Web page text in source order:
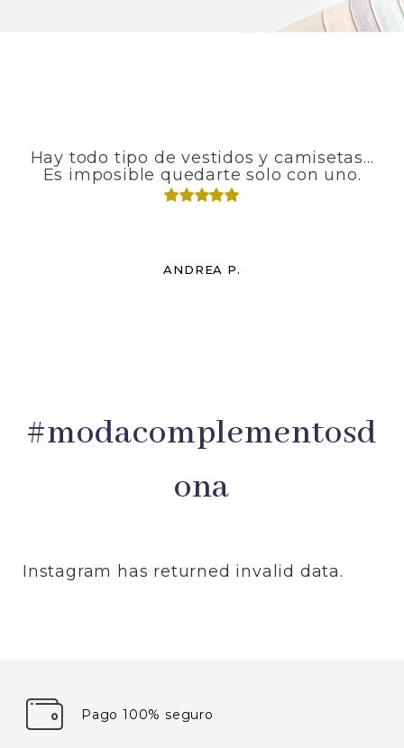
Hay todo tipo de vestidos y camisetas...
Es imposible quedarte solo con uno.
ANDREA P.
#modacomplementosd
ona
Instagram has returned invalid data.
Pago 100% seguro